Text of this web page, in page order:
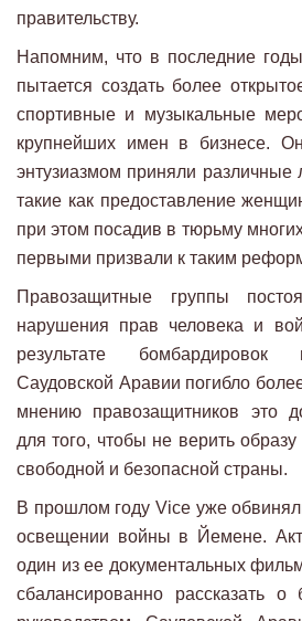
правительству.
Напомним, что в последние
пытается создать более
спортивные и музыкальные
крупнейших имен в бизнесе.
энтузиазмом приняли различные
такие как предоставление
при этом посадив в тюрьму
первыми призвали к таким
Правозащитные группы
нарушения прав человека и
результате бомбардировок
Саудовской Аравии погибло
мнению правозащитников это
для того, чтобы не верить
свободной и безопасной страны.
В прошлом году Vice уже
освещении войны в Йемене.
один из ее документальных
сбалансированно рассказать